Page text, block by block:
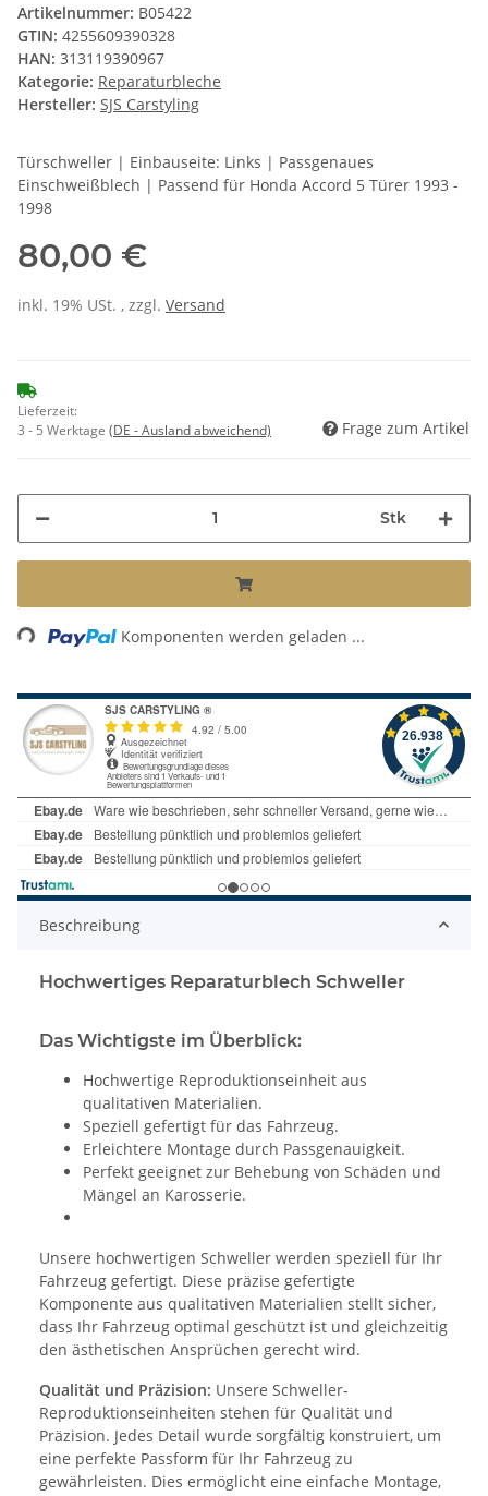
Artikelnummer: B05422
GTIN: 4255609390328
HAN: 313119390967
Kategorie: Reparaturbleche
Hersteller: SJS Carstyling
Türschweller | Einbauseite: Links | Passgenaues
Einschweißblech | Passend für Honda Accord 5 Türer 1993 -
1998
80,00 €
inkl. 19% USt. , zzgl. Versand
Lieferzeit:
3 - 5 Werktage (DE - Ausland abweichend) Frage zum Artikel
Stk
Loading... Komponenten werden geladen ...
Beschreibung
Hochwertiges Reparaturblech Schweller
Das Wichtigste im Überblick:
Hochwertige Reproduktionseinheit aus
qualitativen Materialien.
Speziell gefertigt für das Fahrzeug.
Erleichtere Montage durch Passgenauigkeit.
Perfekt geeignet zur Behebung von Schäden und
Mängel an Karosserie.
Unsere hochwertigen Schweller werden speziell für Ihr
Fahrzeug gefertigt. Diese präzise gefertigte
Komponente aus qualitativen Materialien stellt sicher,
dass Ihr Fahrzeug optimal geschützt ist und gleichzeitig
den ästhetischen Ansprüchen gerecht wird.
Qualität und Präzision: Unsere Schweller-
Reproduktionseinheiten stehen für Qualität und
Präzision. Jedes Detail wurde sorgfältig konstruiert, um
eine perfekte Passform für Ihr Fahrzeug zu
gewährleisten. Dies ermöglicht eine einfache Montage,